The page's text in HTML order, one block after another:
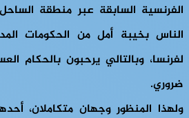
الفرنسية السابقة عبر منطقة
الناس بخيبة أمل من الحكومات
لفرنسا، وبالتالي يرحبون بالحكام
ضروري.
ولهذا المنظور وجهان متكاملان،